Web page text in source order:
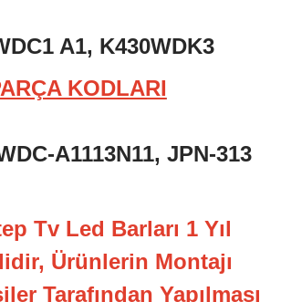
A1, K430WDK3
KODLARI
A1113N11, JPN-313
Tv Led Barları 1 Yıl
Ürünlerin Montajı
Tarafından Yapılması